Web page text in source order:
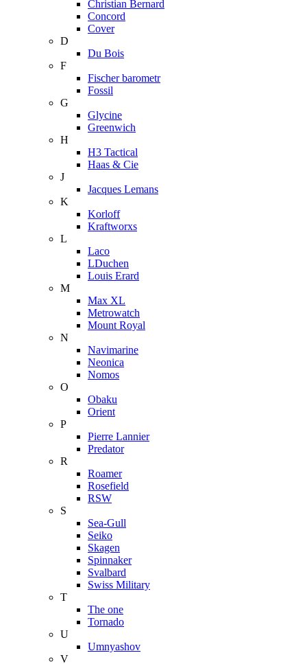
Christian Bernard
Concord
Cover
D
Du Bois
F
Fischer barometr
Fossil
G
Glycine
Greenwich
H
H3 Tactical
Haas & Cie
J
Jacques Lemans
K
Korloff
Kraftworxs
L
Laco
LDuchen
Louis Erard
M
Max XL
Metrowatch
Mount Royal
N
Navimarine
Neonica
Nomos
O
Obaku
Orient
P
Pierre Lannier
Predator
R
Roamer
Rosefield
RSW
S
Sea-Gull
Seiko
Skagen
Spinnaker
Svalbard
Swiss Military
T
The one
Tornado
U
Umnyashov
V